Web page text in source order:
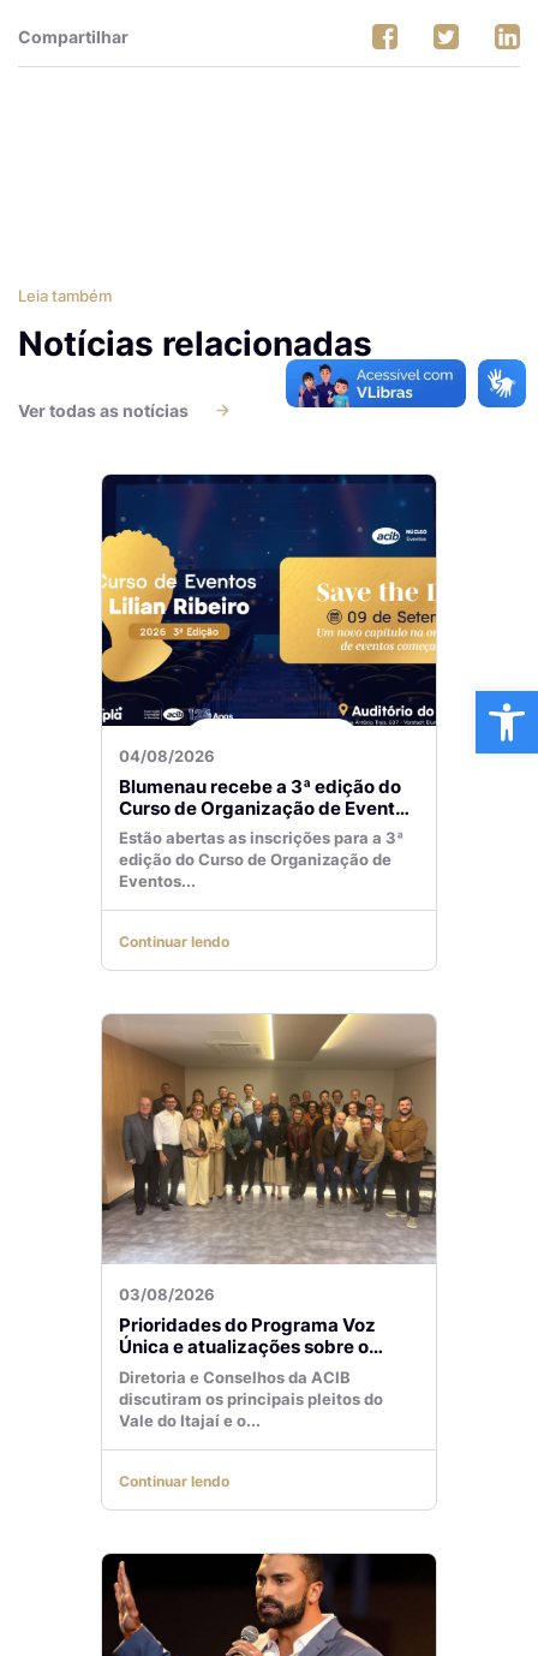
Compartilhar
Leia também
Notícias relacionadas
Ver todas as notícias
04/08/2026
Blumenau recebe a 3ª edição do
Curso de Organização de Eventos
Lilian Ribeiro
Estão abertas as inscrições para a 3ª
edição do Curso de Organização de
Eventos...
Continuar lendo
03/08/2026
Prioridades do Programa Voz
Única e atualizações sobre o
Aeroporto de Navegantes são
temas de reunião na ACIB
Diretoria e Conselhos da ACIB
discutiram os principais pleitos do
Vale do Itajaí e o...
Continuar lendo